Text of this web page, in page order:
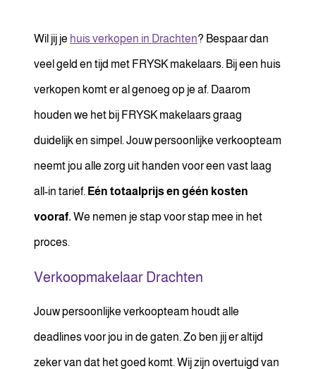
Wil jij je huis verkopen in Drachten? Bespaar dan
veel geld en tijd met FRYSK makelaars. Bij een huis
verkopen komt er al genoeg op je af. Daarom
houden we het bij FRYSK makelaars graag
duidelijk en simpel. Jouw persoonlijke verkoopteam
neemt jou alle zorg uit handen voor een vast laag
all-in tarief. Eén totaalprijs en géén kosten
vooraf. We nemen je stap voor stap mee in het
proces.
Verkoopmakelaar Drachten
Jouw persoonlijke verkoopteam houdt alle
deadlines voor jou in de gaten. Zo ben jij er altijd
zeker van dat het goed komt. Wij zijn overtuigd van